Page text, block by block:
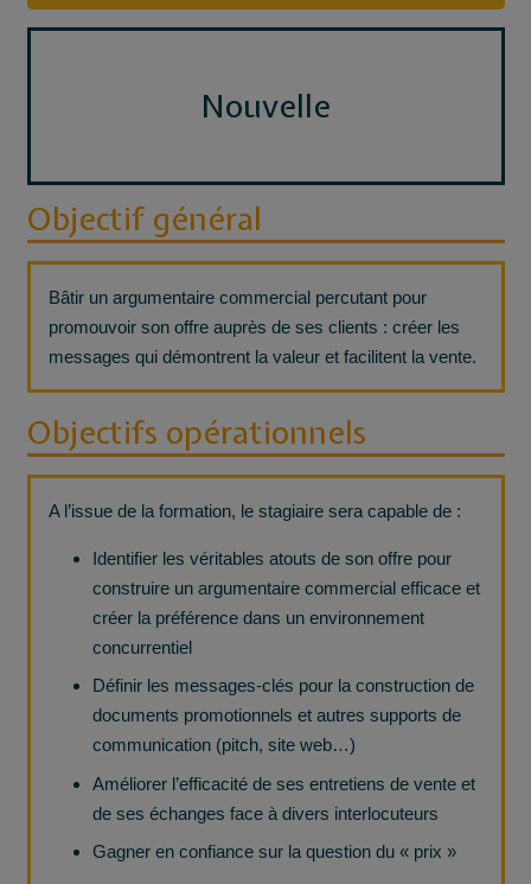
Nouvelle
Objectif général
Bâtir un argumentaire commercial percutant pour
promouvoir son offre auprès de ses clients : créer les
messages qui démontrent la valeur et facilitent la vente.
Objectifs opérationnels
A l’issue de la formation, le stagiaire sera capable de :
Identifier les véritables atouts de son offre pour
construire un argumentaire commercial efficace et
créer la préférence dans un environnement
concurrentiel
Définir les messages-clés pour la construction de
documents promotionnels et autres supports de
communication (pitch, site web…)
Améliorer l’efficacité de ses entretiens de vente et
de ses échanges face à divers interlocuteurs
Gagner en confiance sur la question du « prix »